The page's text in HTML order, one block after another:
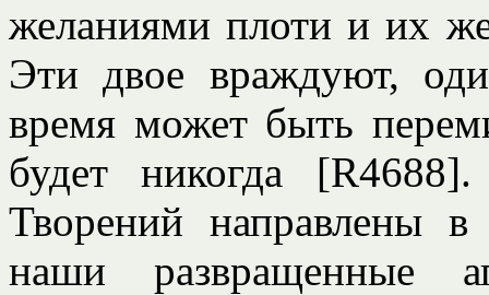
желаниями плоти и их
Эти двое враждуют,
время может быть
будет никогда
Творений направлены
наши развращенные